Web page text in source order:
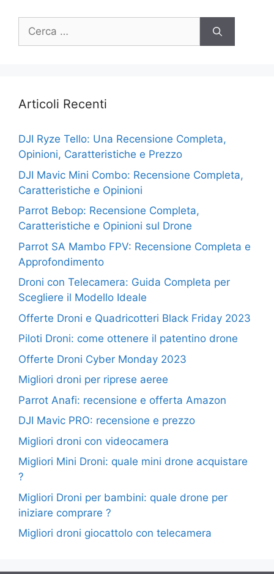
Ricerca
Articoli Recenti
DJI Ryze Tello: Una Recensione Completa,
Opinioni, Caratteristiche e Prezzo
DJI Mavic Mini Combo: Recensione Completa,
Caratteristiche e Opinioni
Parrot Bebop: Recensione Completa,
Caratteristiche e Opinioni sul Drone
Parrot SA Mambo FPV: Recensione Completa e
Approfondimento
Droni con Telecamera: Guida Completa per
Scegliere il Modello Ideale
Offerte Droni e Quadricotteri Black Friday 2023
Piloti Droni: come ottenere il patentino drone
Offerte Droni Cyber Monday 2023
Migliori droni per riprese aeree
Parrot Anafi: recensione e offerta Amazon
DJI Mavic PRO: recensione e prezzo
Migliori droni con videocamera
Migliori Mini Droni: quale mini drone acquistare
?
Migliori Droni per bambini: quale drone per
iniziare comprare ?
Migliori droni giocattolo con telecamera